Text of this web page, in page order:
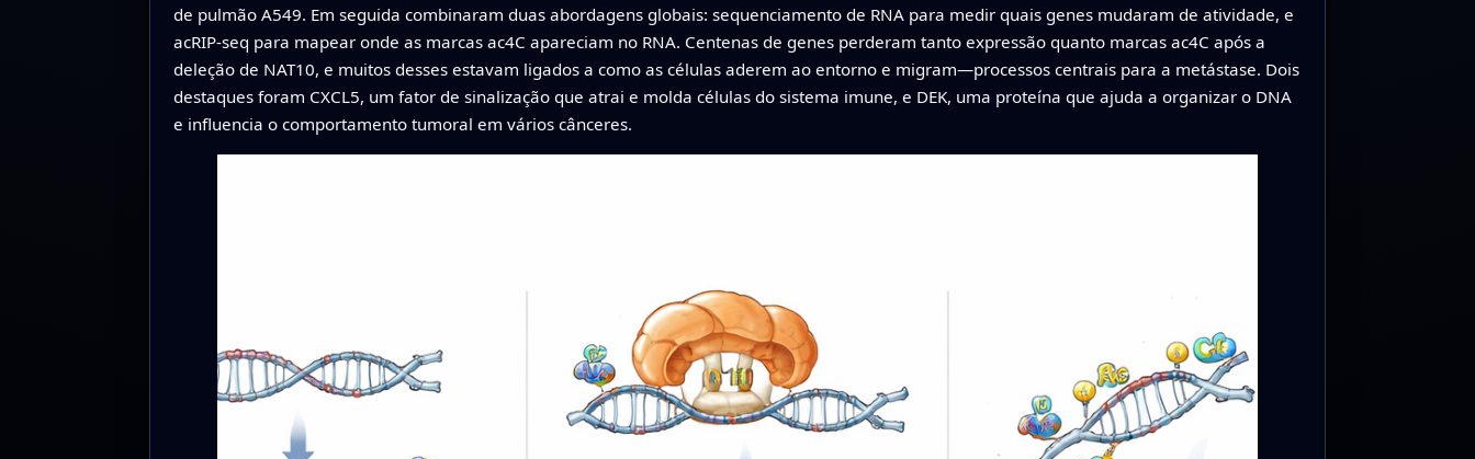
de pulmão A549. Em seguida combinaram duas abordagens globais: sequenciamento de RNA para medir quais genes mudaram de atividade, e
acRIP-seq para mapear onde as marcas ac4C apareciam no RNA. Centenas de genes perderam tanto expressão quanto marcas ac4C após a
deleção de NAT10, e muitos desses estavam ligados a como as células aderem ao entorno e migram—processos centrais para a metástase. Dois
destaques foram CXCL5, um fator de sinalização que atrai e molda células do sistema imune, e DEK, uma proteína que ajuda a organizar o DNA
e influencia o comportamento tumoral em vários cânceres.